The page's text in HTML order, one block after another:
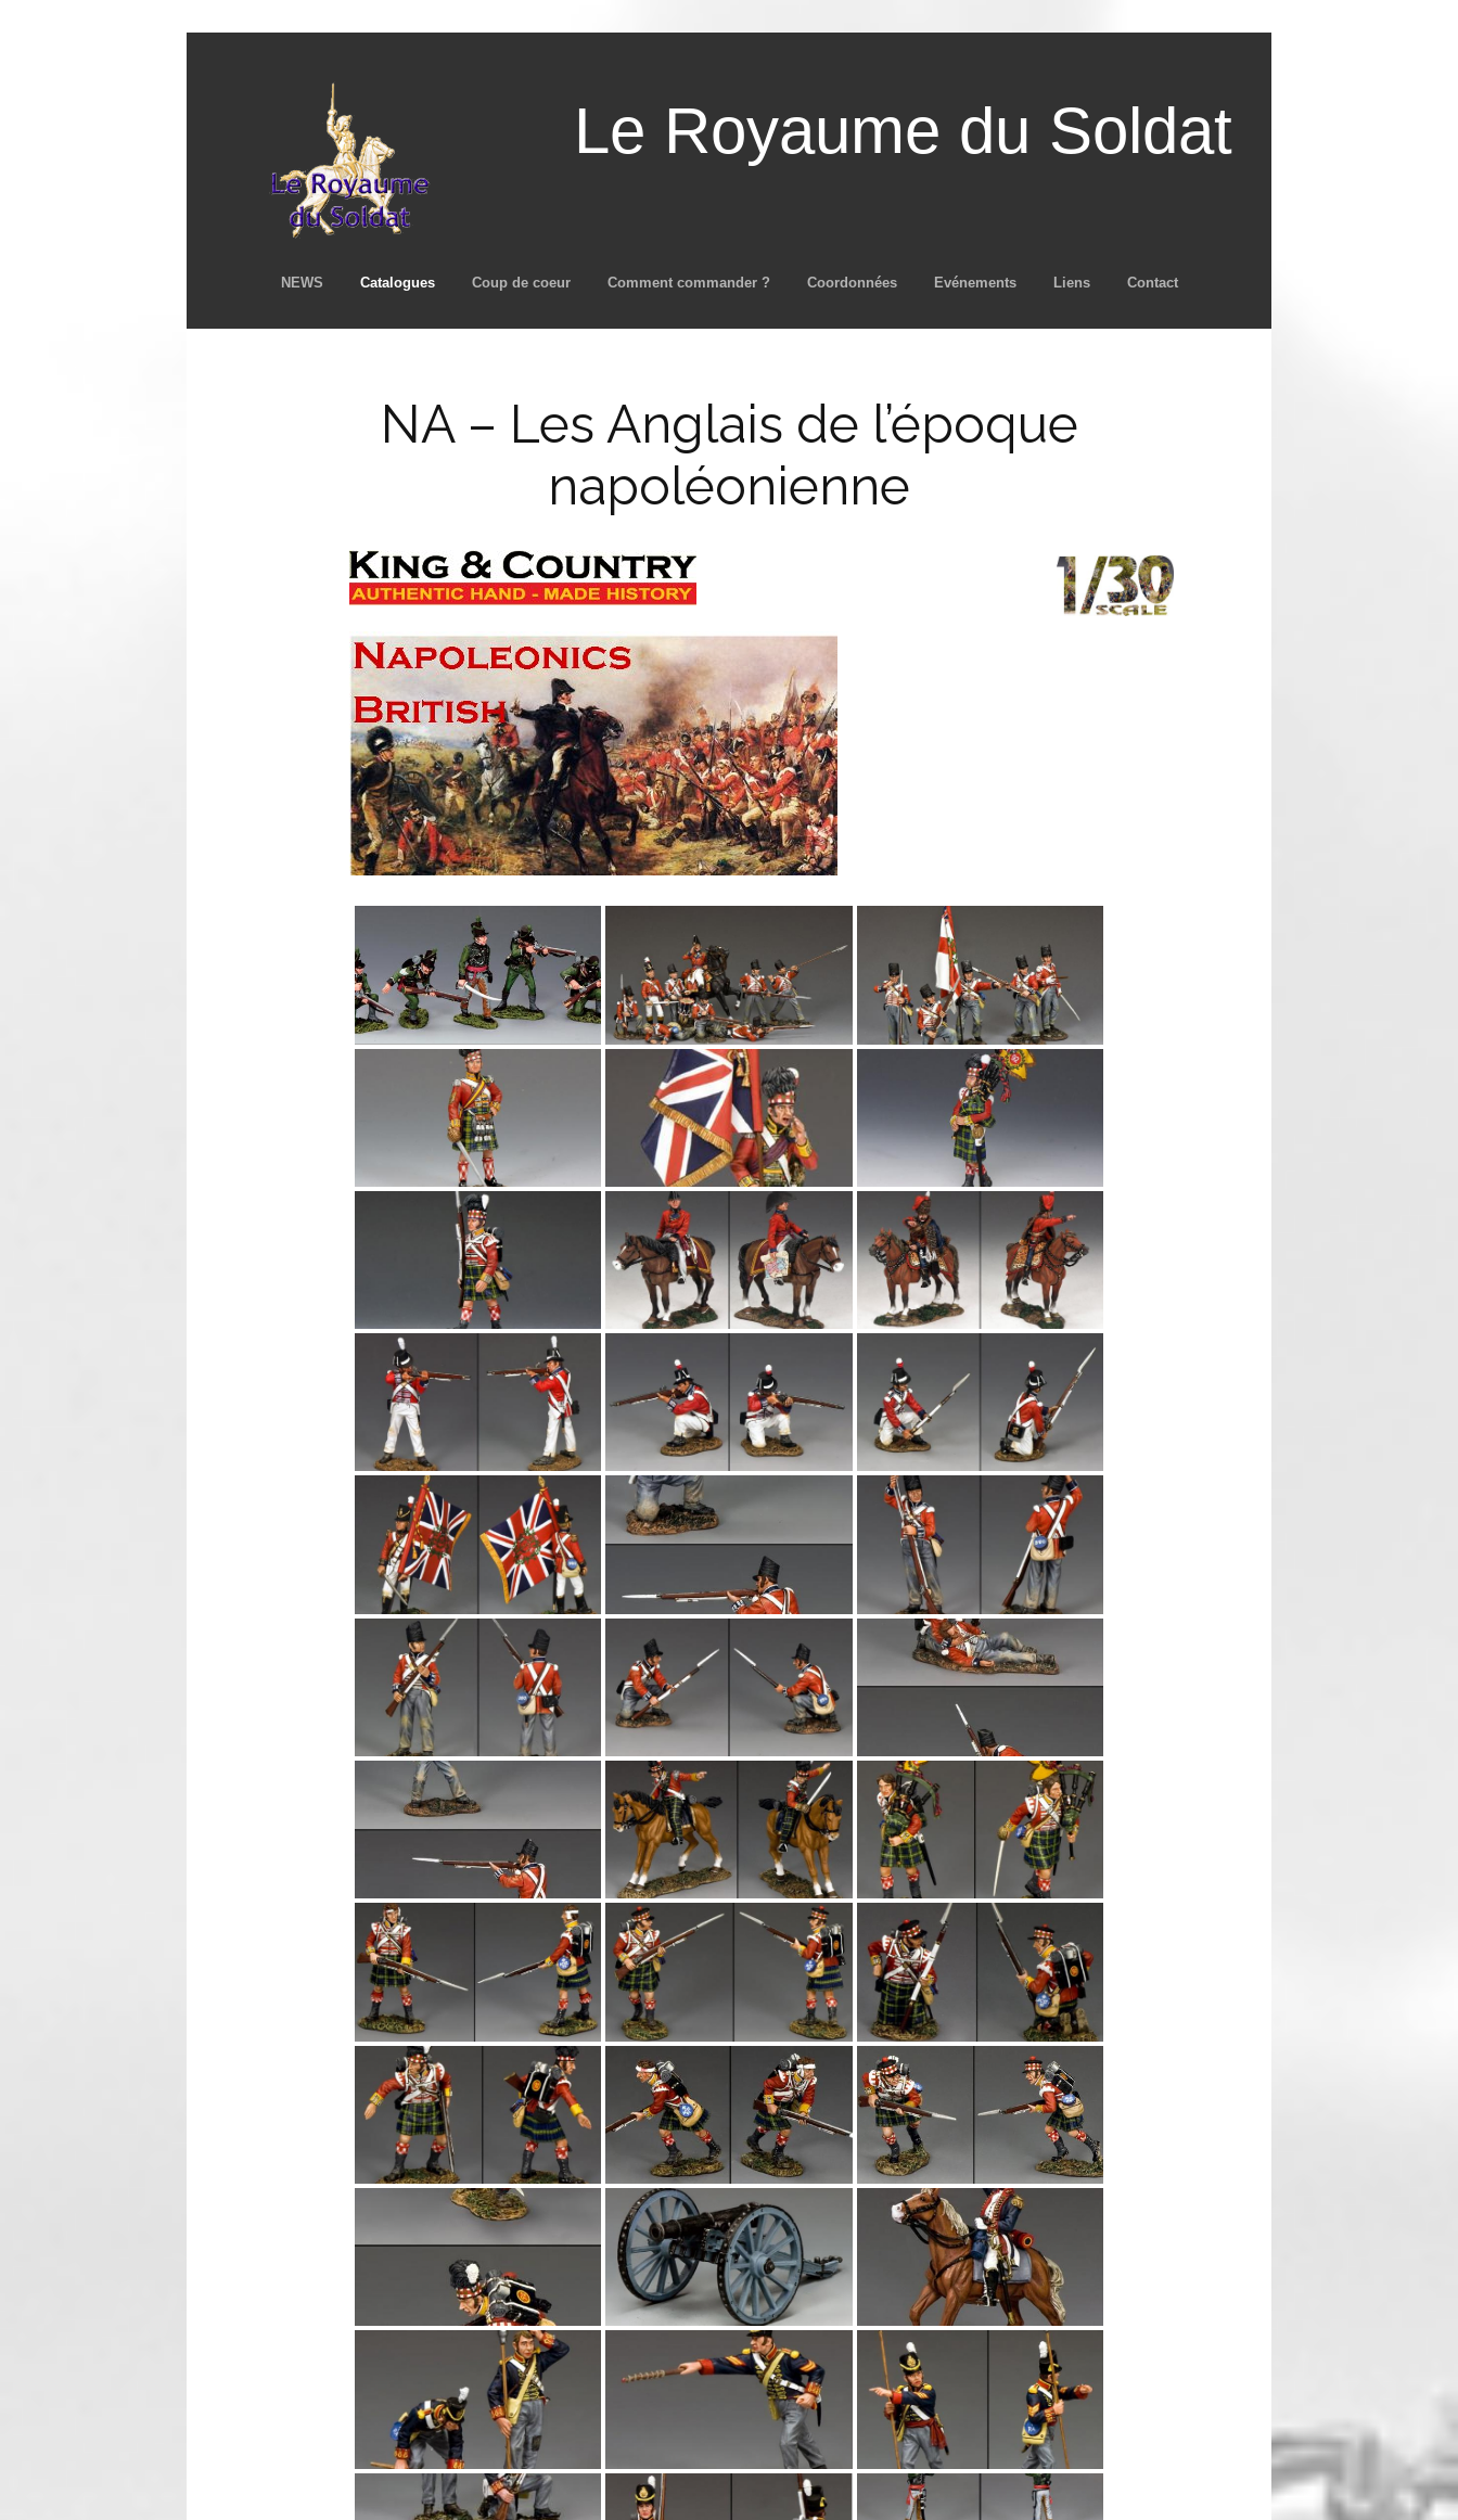
Le Royaume du Soldat
Aller au contenu principal
NEWS Catalogues Coup de coeur Comment commander ? Coordonnées Evénements Liens Contact
NA – Les Anglais de l’époque
napoléonienne